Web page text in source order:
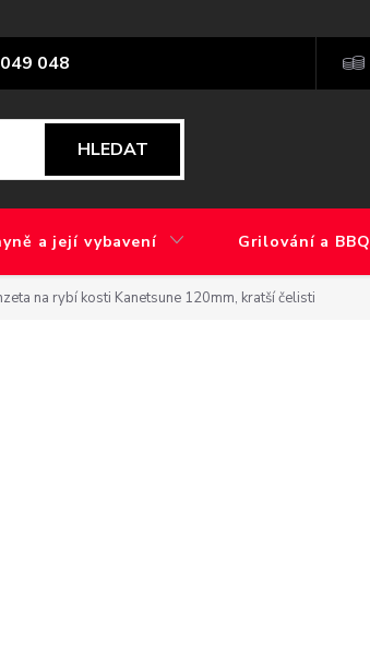
048
a ručním broušením? Obchodní podmínky
HLEDAT
a její vybavení Grilování a BBQ
na rybí kosti Kanetsune 120mm, kratší čelisti